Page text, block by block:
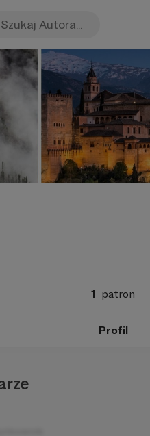
1 patron
Profil